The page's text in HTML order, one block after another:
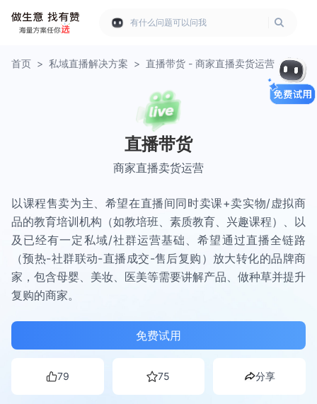
有什么问题可以问我
首页 > 私域直播解决方案 > 直播带货 - 商家直播卖货运营
直播带货
商家直播卖货运营
以课程售卖为主、希望在直播间同时卖课+卖实物/虚拟商
品的教育培训机构（如教培班、素质教育、兴趣课程）、以
及已经有一定私域/社群运营基础、希望通过直播全链路
（预热-社群联动-直播成交-售后复购）放大转化的品牌商
家，包含母婴、美妆、医美等需要讲解产品、做种草并提升
复购的商家。
免费试用
79 75 分享